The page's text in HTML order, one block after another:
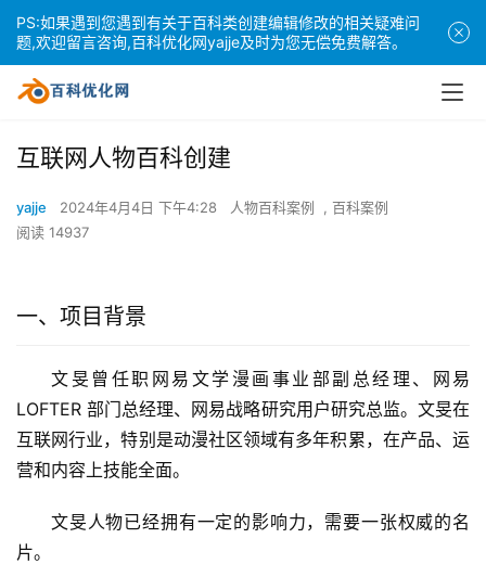
互联网人物百科创建
yajje 2024年4月4日 下午4:28 人物百科案例 , 百科案例
阅读 14937
一、项目背景
文旻曾任职网易文学漫画事业部副总经理、网易
LOFTER 部门总经理、网易战略研究用户研究总监。文旻在
互联网行业，特别是动漫社区领域有多年积累，在产品、运
营和内容上技能全面。
文旻人物已经拥有一定的影响力，需要一张权威的名
片。
PS:如果遇到您遇到有关于百科类创建编辑修改的相关疑难问
题,欢迎留言咨询,百科优化网yajje及时为您无偿免费解答。